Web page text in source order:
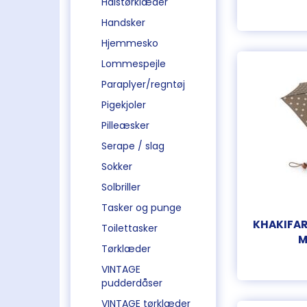
Handsker
Hjemmesko
Lommespejle
Paraplyer/regntøj
Pigekjoler
Pilleæsker
Serape / slag
Sokker
Solbriller
Tasker og punge
Toilettasker
Tørklæder
VINTAGE
pudderdåser
VINTAGE tørklæder